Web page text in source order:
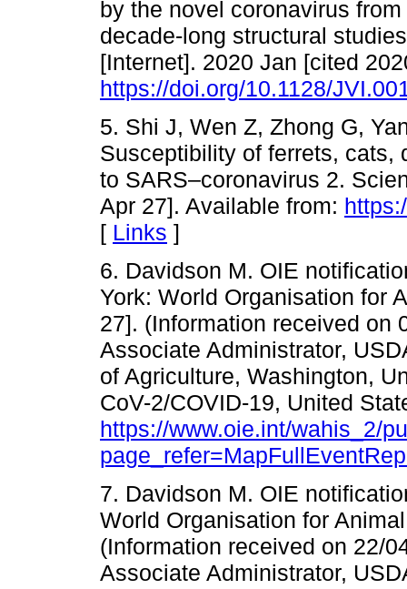
by the novel coronavirus
decade-long structural
[Internet]. 2020 Jan [cited
https://doi.org/10.1128/
5. Shi J, Wen Z, Zhong G,
Susceptibility of ferrets, cats,
to SARS–coronavirus 2.
Apr 27]. Available from:
[ Links ]
6. Davidson M. OIE
York: World Organisation for
27]. (Information received on
Associate Administrator,
of Agriculture, Washington,
CoV-2/COVID-19, United
https://www.oie.int/wahis_2/
7. Davidson M. OIE
World Organisation for
(Information received on 22/
Associate Administrator,